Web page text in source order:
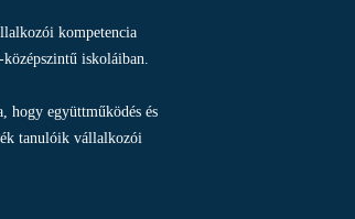
kompetencia
iskoláiban.
hogy együttműködés és
tanulóik vállalkozói